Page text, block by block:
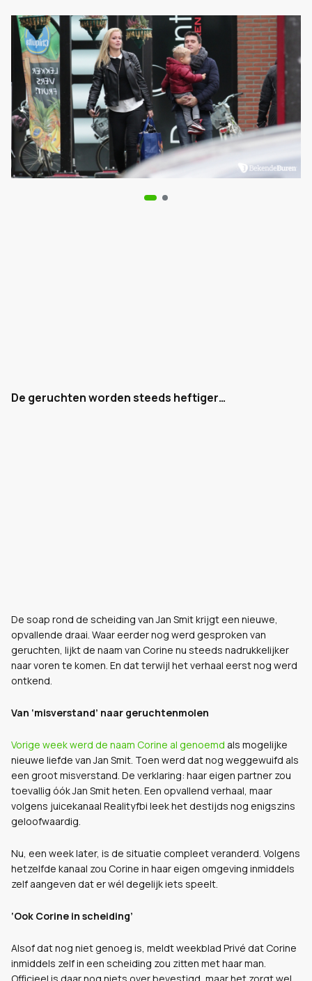
De geruchten worden steeds heftiger…
De soap rond de scheiding van Jan Smit krijgt een nieuwe,
opvallende draai. Waar eerder nog werd gesproken van
geruchten, lijkt de naam van Corine nu steeds nadrukkelijker
naar voren te komen. En dat terwijl het verhaal eerst nog werd
ontkend.
Van ‘misverstand’ naar geruchtenmolen
Vorige week werd de naam Corine al genoemd als mogelijke
nieuwe liefde van Jan Smit. Toen werd dat nog weggewuifd als
een groot misverstand. De verklaring: haar eigen partner zou
toevallig óók Jan Smit heten. Een opvallend verhaal, maar
volgens juicekanaal Realityfbi leek het destijds nog enigszins
geloofwaardig.
Nu, een week later, is de situatie compleet veranderd. Volgens
hetzelfde kanaal zou Corine in haar eigen omgeving inmiddels
zelf aangeven dat er wél degelijk iets speelt.
‘Ook Corine in scheiding’
Alsof dat nog niet genoeg is, meldt weekblad Privé dat Corine
inmiddels zelf in een scheiding zou zitten met haar man.